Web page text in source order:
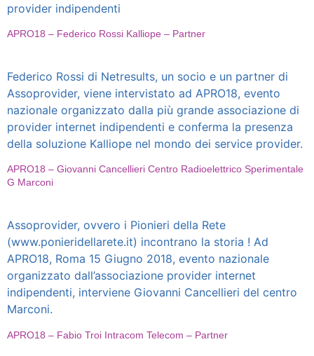
provider indipendenti
APRO18 – Federico Rossi Kalliope – Partner
Federico Rossi di Netresults, un socio e un partner di
Assoprovider, viene intervistato ad APRO18, evento
nazionale organizzato dalla più grande associazione di
provider internet indipendenti e conferma la presenza
della soluzione Kalliope nel mondo dei service provider.
APRO18 – Giovanni Cancellieri Centro Radioelettrico Sperimentale
G Marconi
Assoprovider, ovvero i Pionieri della Rete
(www.ponieridellarete.it) incontrano la storia ! Ad
APRO18, Roma 15 Giugno 2018, evento nazionale
organizzato dall’associazione provider internet
indipendenti, interviene Giovanni Cancellieri del centro
Marconi.
APRO18 – Fabio Troi Intracom Telecom – Partner